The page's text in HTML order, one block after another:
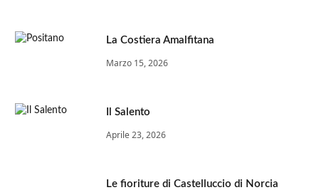
La Costiera Amalfitana
Marzo 15, 2026
Il Salento
Aprile 23, 2026
Le fioriture di Castelluccio di Norcia